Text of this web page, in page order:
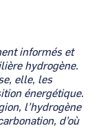
informés et
hydrogène.
elle, les
énergétique.
l’hydrogène
d’où